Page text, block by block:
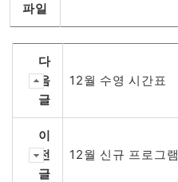
파일
다
음
글
12월 수영 시간표
이
전
글
12월 신규 프로그램